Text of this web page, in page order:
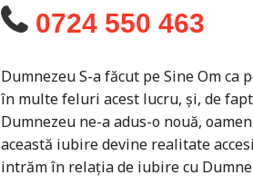
0724 550 463
Dumnezeu S-a făcut pe Sine Om
în multe feluri acest lucru, și, de
Dumnezeu ne-a adus-o nouă,
această iubire devine realitate
intrăm în relația de iubire cu